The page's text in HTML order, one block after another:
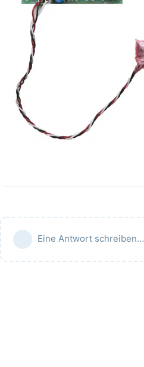
Eine Antwort schreiben…